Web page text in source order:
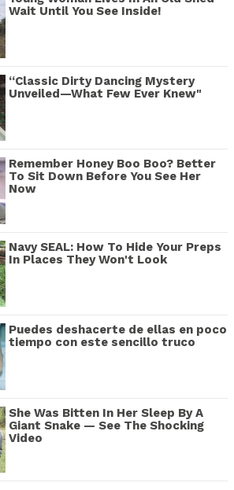
Wait Until You See Inside!
“Classic Dirty Dancing Mystery
Unveiled—What Few Ever Knew"
Remember Honey Boo Boo? Better
To Sit Down Before You See Her
Now
Navy SEAL: How To Hide Your Preps
In Places They Won't Look
Puedes deshacerte de ellas en poco
tiempo con este sencillo truco
She Was Bitten In Her Sleep By A
Giant Snake — See The Shocking
Video